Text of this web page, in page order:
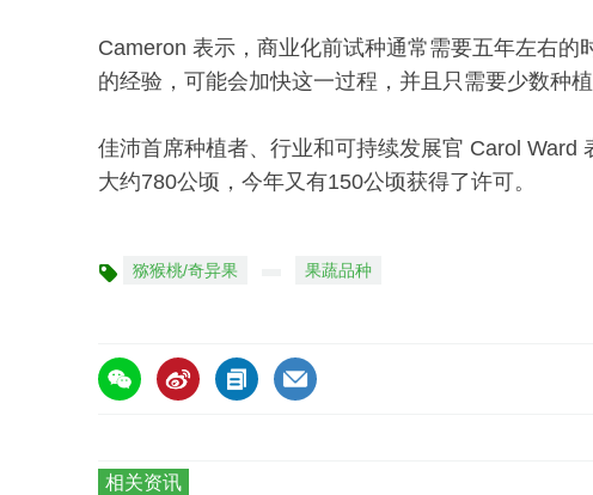
Cameron 表示，商业化前试种通常需要五年左右
的经验，可能会加快这一过程，并且只需要少数种植
佳沛首席种植者、行业和可持续发展官 Carol Ward
大约780公顷，今年又有150公顷获得了许可。
标 猕猴桃/奇异果 果蔬品种
相关资讯